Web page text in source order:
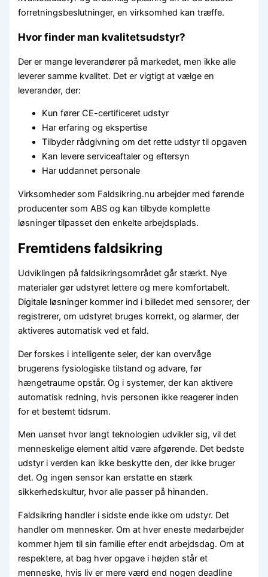
forretningsbeslutninger, en virksomhed kan træffe.
Hvor finder man kvalitetsudstyr?
Der er mange leverandører på markedet, men ikke alle
leverer samme kvalitet. Det er vigtigt at vælge en
leverandør, der:
Kun fører CE-certificeret udstyr
Har erfaring og ekspertise
Tilbyder rådgivning om det rette udstyr til opgaven
Kan levere serviceaftaler og eftersyn
Har uddannet personale
Virksomheder som Faldsikring.nu arbejder med førende
producenter som ABS og kan tilbyde komplette
løsninger tilpasset den enkelte arbejdsplads.
Fremtidens faldsikring
Udviklingen på faldsikringsområdet går stærkt. Nye
materialer gør udstyret lettere og mere komfortabelt.
Digitale løsninger kommer ind i billedet med sensorer, der
registrerer, om udstyret bruges korrekt, og alarmer, der
aktiveres automatisk ved et fald.
Der forskes i intelligente seler, der kan overvåge
brugerens fysiologiske tilstand og advare, før
hængetraume opstår. Og i systemer, der kan aktivere
automatisk redning, hvis personen ikke reagerer inden
for et bestemt tidsrum.
Men uanset hvor langt teknologien udvikler sig, vil det
menneskelige element altid være afgørende. Det bedste
udstyr i verden kan ikke beskytte den, der ikke bruger
det. Og ingen sensor kan erstatte en stærk
sikkerhedskultur, hvor alle passer på hinanden.
Faldsikring handler i sidste ende ikke om udstyr. Det
handler om mennesker. Om at hver eneste medarbejder
kommer hjem til sin familie efter endt arbejdsdag. Om at
respektere, at bag hver opgave i højden står et
menneske, hvis liv er mere værd end nogen deadline